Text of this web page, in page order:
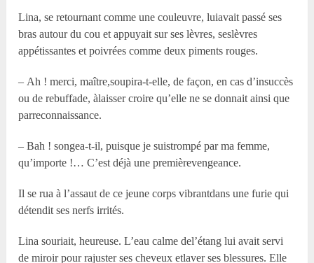
Lina, se retournant comme une couleuvre, luiavait passé ses
bras autour du cou et appuyait sur ses lèvres, seslèvres
appétissantes et poivrées comme deux piments rouges.
– Ah ! merci, maître,soupira-t-elle, de façon, en cas d’insuccès
ou de rebuffade, àlaisser croire qu’elle ne se donnait ainsi que
parreconnaissance.
– Bah ! songea-t-il, puisque je suistrompé par ma femme,
qu’importe !… C’est déjà une premièrevengeance.
Il se rua à l’assaut de ce jeune corps vibrantdans une furie qui
détendit ses nerfs irrités.
Lina souriait, heureuse. L’eau calme del’étang lui avait servi
de miroir pour rajuster ses cheveux etlaver ses blessures. Elle